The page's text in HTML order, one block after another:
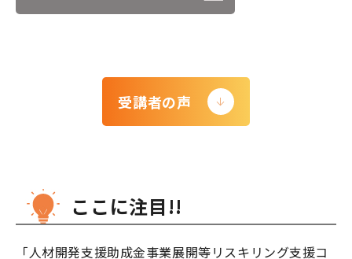
受講者の声
ここに注目!!
「人材開発支援助成金事業展開等リスキリング支援コ